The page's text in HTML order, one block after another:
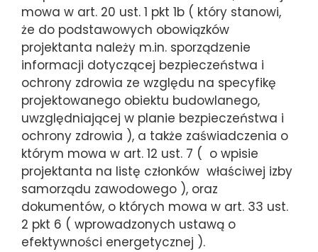
mowa w art. 20 ust. 1 pkt 1b ( który stanowi,
że do podstawowych obowiązków
projektanta należy m.in. sporządzenie
informacji dotyczącej bezpieczeństwa i
ochrony zdrowia ze względu na specyfikę
projektowanego obiektu budowlanego,
uwzględniającej w planie bezpieczeństwa i
ochrony zdrowia ), a także zaświadczenia o
którym mowa w art. 12 ust. 7 ( o wpisie
projektanta na listę członków właściwej izby
samorządu zawodowego ), oraz
dokumentów, o których mowa w art. 33 ust.
2 pkt 6 ( wprowadzonych ustawą o
efektywności energetycznej ).